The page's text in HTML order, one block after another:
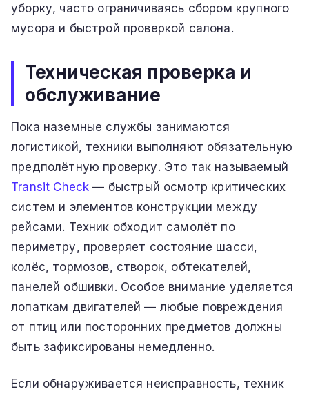
уборку, часто ограничиваясь сбором крупного
мусора и быстрой проверкой салона.
Техническая проверка и
обслуживание
Пока наземные службы занимаются
логистикой, техники выполняют обязательную
предполётную проверку. Это так называемый
Transit Check — быстрый осмотр критических
систем и элементов конструкции между
рейсами. Техник обходит самолёт по
периметру, проверяет состояние шасси,
колёс, тормозов, створок, обтекателей,
панелей обшивки. Особое внимание уделяется
лопаткам двигателей — любые повреждения
от птиц или посторонних предметов должны
быть зафиксированы немедленно.
Если обнаруживается неисправность, техник